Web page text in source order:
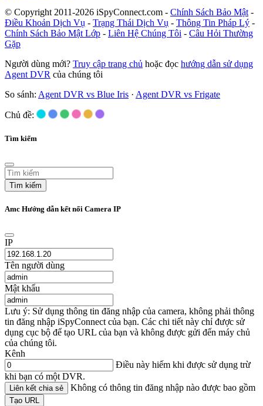
© Copyright 2011-2026 iSpyConnect.com - Chính Sách Bảo Mật -
Điều Khoản Dịch Vụ - Trạng Thái Dịch Vụ - Thông Tin Pháp Lý -
Chính Sách Bảo Mật Lớp - Liên Hệ Chúng Tôi - Câu Hỏi Thường
Gặp
Người dùng mới? Truy cập trang chủ hoặc đọc hướng dẫn sử dụng
Agent DVR của chúng tôi
So sánh: Agent DVR vs Blue Iris · Agent DVR vs Frigate
Chủ đề:
Tìm kiếm
Tìm kiếm
Amc Hướng dẫn kết nối Camera IP
IP
Tên người dùng
Mật khẩu
Lưu ý: Sử dụng thông tin đăng nhập của camera, không phải thông
tin đăng nhập iSpyConnect của bạn. Các chi tiết này chỉ được sử
dụng cục bộ để tạo URL của bạn và không được gửi đến máy chủ
của chúng tôi.
Kênh
Điều này hiếm khi được sử dụng trừ
khi bạn có một DVR.
Liên kết chia sẻ Không có thông tin đăng nhập nào được bao gồm
Tạo URL